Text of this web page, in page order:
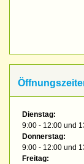
Dienstag:
9:00 - 12:00 und
Donnerstag:
9:00 - 12:00 und
Freitag: